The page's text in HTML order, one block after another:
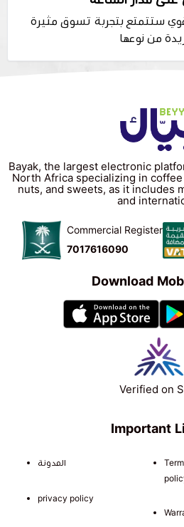
ستتمتع بتجربة تسوق مثيرة
من نوعها
Important
المدونة
privacy policy
Bayak, the largest electronic
North Africa specializing in
nuts, and sweets, as it includes
and
Commercial Register
7017616090
Download
Verified on